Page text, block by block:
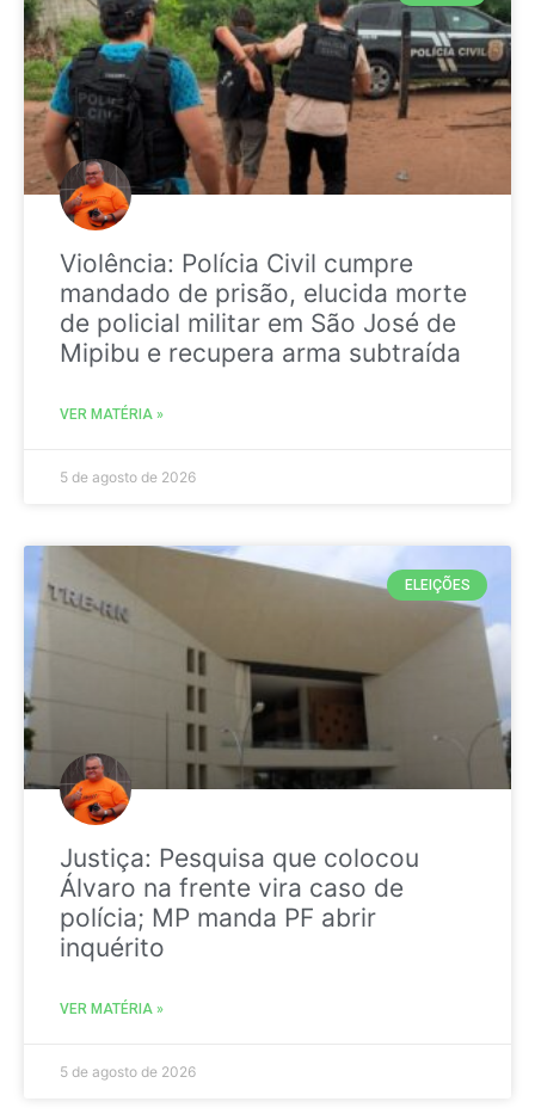
Violência: Polícia Civil cumpre
mandado de prisão, elucida morte
de policial militar em São José de
Mipibu e recupera arma subtraída
VER MATÉRIA »
5 de agosto de 2026
ELEIÇÕES
Justiça: Pesquisa que colocou
Álvaro na frente vira caso de
polícia; MP manda PF abrir
inquérito
VER MATÉRIA »
5 de agosto de 2026